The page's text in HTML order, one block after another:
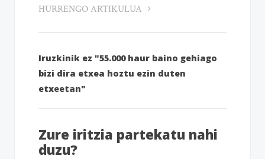
HURRENGO ARTIKULUA
Iruzkinik ez "55.000 haur baino gehiago
bizi dira etxea hoztu ezin duten
etxeetan"
Zure iritzia partekatu nahi
duzu?